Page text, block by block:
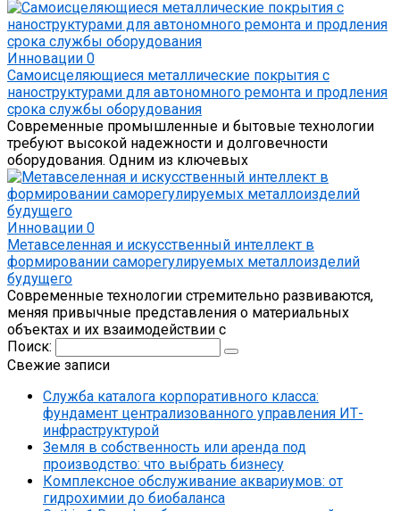
Инновации 0
Самоисцеляющиеся металлические покрытия с
наноструктурами для автономного ремонта и продления
срока службы оборудования
Современные промышленные и бытовые технологии
требуют высокой надежности и долговечности
оборудования. Одним из ключевых
Инновации 0
Метавселенная и искусственный интеллект в
формировании саморегулируемых металлоизделий
будущего
Современные технологии стремительно развиваются,
меняя привычные представления о материальных
объектах и их взаимодействии с
Поиск:
Свежие записи
Служба каталога корпоративного класса:
фундамент централизованного управления ИТ-
инфраструктурой
Земля в собственность или аренда под
производство: что выбрать бизнесу
Комплексное обслуживание аквариумов: от
гидрохимии до биобаланса